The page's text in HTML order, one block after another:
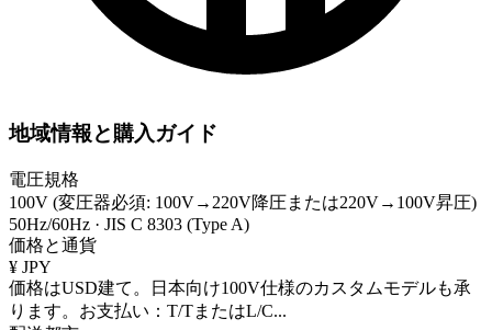
地域情報と購入ガイド
電圧規格
100V (変圧器必須: 100V→220V降圧または220V→100V昇圧)
50Hz/60Hz · JIS C 8303 (Type A)
価格と通貨
¥ JPY
価格はUSD建て。日本向け100V仕様のカスタムモデルも承
ります。お支払い：T/TまたはL/C...